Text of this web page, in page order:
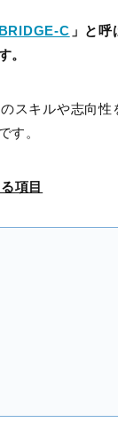
BRIDGE-C 」と
。
スキルや志向性
す。
項目